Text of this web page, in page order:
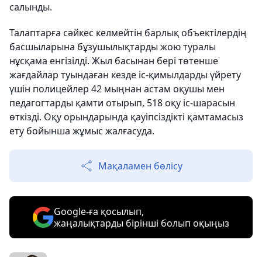
салынды.
Талаптарға сәйкес келмейтін барлық объектілердің
басшыларына бұзушылықтарды жою туралы
нұсқама енгізілді. Жыл басынан бері төтенше
жағдайлар туындаған кезде іс-қимылдарды үйрету
үшін полицейлер 42 мыңнан астам оқушы мен
педагогтарды қамти отырып, 518 оқу іс-шарасын
өткізді. Оқу орындарында қауіпсіздікті қамтамасыз
ету бойынша жұмыс жалғасуда.
Мақаламен бөлісу
Google-ға қосылып,
жаңалықтарды бірінші болып оқыңыз